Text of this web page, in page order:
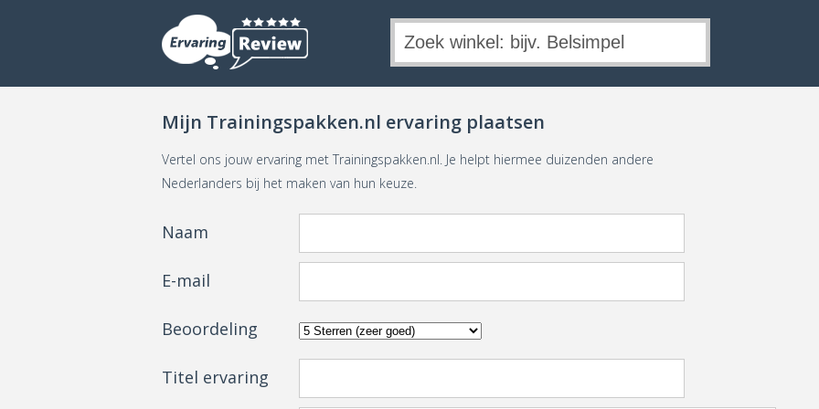
Mijn Trainingspakken.nl ervaring plaatsen
Vertel ons jouw ervaring met Trainingspakken.nl. Je helpt hiermee duizenden andere
Nederlanders bij het maken van hun keuze.
Naam
E-mail
Beoordeling
Titel ervaring